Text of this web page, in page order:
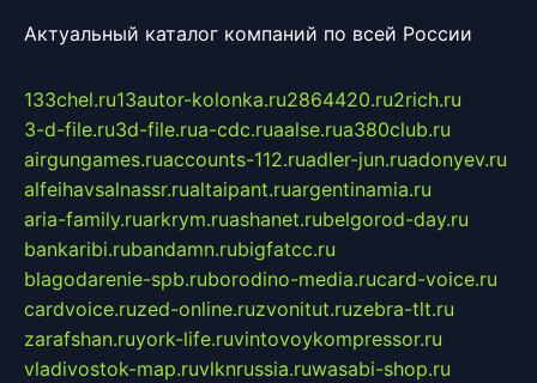
Актуальный каталог компаний по всей России
133chel.ru13autor-kolonka.ru2864420.ru2rich.ru
3-d-file.ru3d-file.rua-cdc.ruaalse.rua380club.ru
airgungames.ruaccounts-112.ruadler-jun.ruadonyev.ru
alfeihavsalnassr.rualtaipant.ruargentinamia.ru
aria-family.ruarkrym.ruashanet.rubelgorod-day.ru
bankaribi.rubandamn.rubigfatcc.ru
blagodarenie-spb.ruborodino-media.rucard-voice.ru
cardvoice.ruzed-online.ruzvonitut.ruzebra-tlt.ru
zarafshan.ruyork-life.ruvintovoykompressor.ru
vladivostok-map.ruvlknrussia.ruwasabi-shop.ru